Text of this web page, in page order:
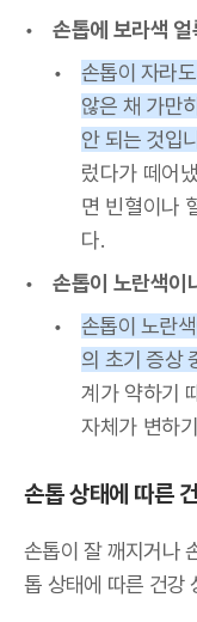
손톱에 보라색
손톱이 자라
않은 채 가만
안 되는 것입
렀다가 떼어
면 빈혈이나
다.
손톱이 노란색이
손톱이 노란
의 초기 증상
계가 약하기
자체가 변하
손톱 상태에 따른
손톱이 잘 깨지거나
톱 상태에 따른 건강